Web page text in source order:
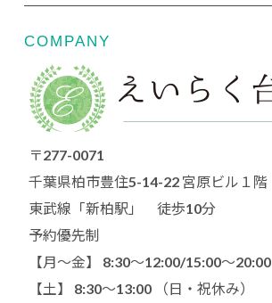
COMPANY
〒277-0071
千葉県柏市豊住5-14-22 宮原ビル１階
東武線「新柏駅」 徒歩10分
予約優先制
【月〜金】 8:30～12:00/15:00〜20:00
【土】 8:30〜13:00 （日・祝休み）